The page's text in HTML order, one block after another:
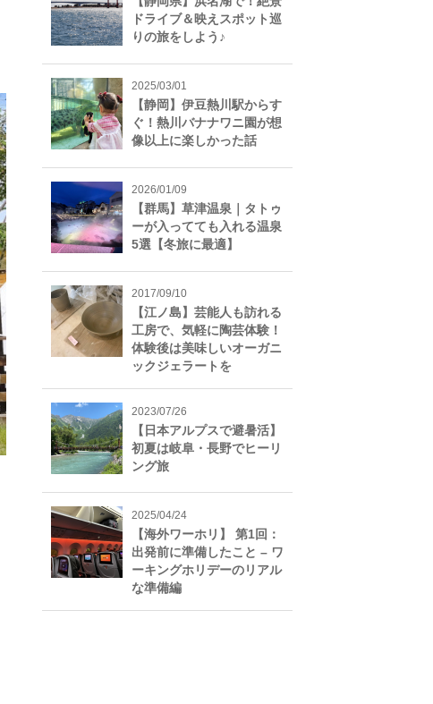
ドライブ＆映えスポット巡
りの旅をしよう♪
2025/03/01
【静岡】伊豆熱川駅からす
ぐ！熱川バナナワニ園が想
像以上に楽しかった話
2026/01/09
【群馬】草津温泉｜タトゥ
ーが入ってても入れる温泉
5選【冬旅に最適】
2017/09/10
【江ノ島】芸能人も訪れる
工房で、気軽に陶芸体験！
体験後は美味しいオーガニ
ックジェラートを
2023/07/26
【日本アルプスで避暑活】
初夏は岐阜・長野でヒーリ
ング旅
2025/04/24
【海外ワーホリ】 第1回：
出発前に準備したこと – ワ
ーキングホリデーのリアル
な準備編